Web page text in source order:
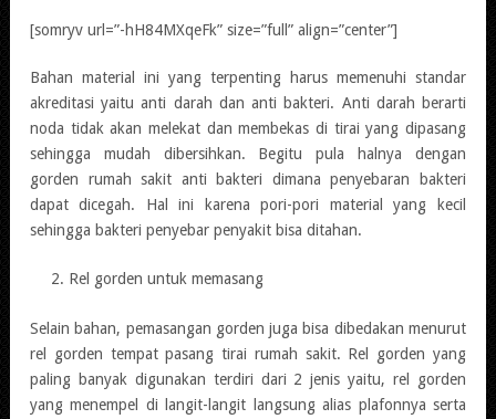
[somryv url=”-hH84MXqeFk” size=”full” align=”center”]
Bahan material ini yang terpenting harus memenuhi standar
akreditasi yaitu anti darah dan anti bakteri. Anti darah berarti
noda tidak akan melekat dan membekas di tirai yang dipasang
sehingga mudah dibersihkan. Begitu pula halnya dengan
gorden rumah sakit anti bakteri dimana penyebaran bakteri
dapat dicegah. Hal ini karena pori-pori material yang kecil
sehingga bakteri penyebar penyakit bisa ditahan.
Rel gorden untuk memasang
Selain bahan, pemasangan gorden juga bisa dibedakan menurut
rel gorden tempat pasang tirai rumah sakit. Rel gorden yang
paling banyak digunakan terdiri dari 2 jenis yaitu, rel gorden
yang menempel di langit-langit langsung alias plafonnya serta